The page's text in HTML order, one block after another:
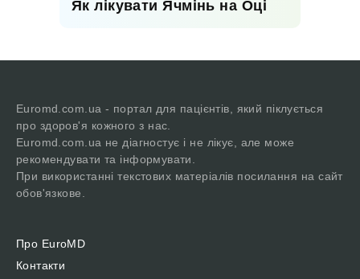
Як лікувати Ячмінь на Оці
Euromd.com.ua - портал для пацієнтів, який піклується
про здоров'я кожного з нас.
Euromd.com.ua не діагностує і не лікує, але може
рекомендувати та інформувати.
При використанні текстових матеріалів посилання на сайт
обов'язкове.
Про EuroMD
Контакти